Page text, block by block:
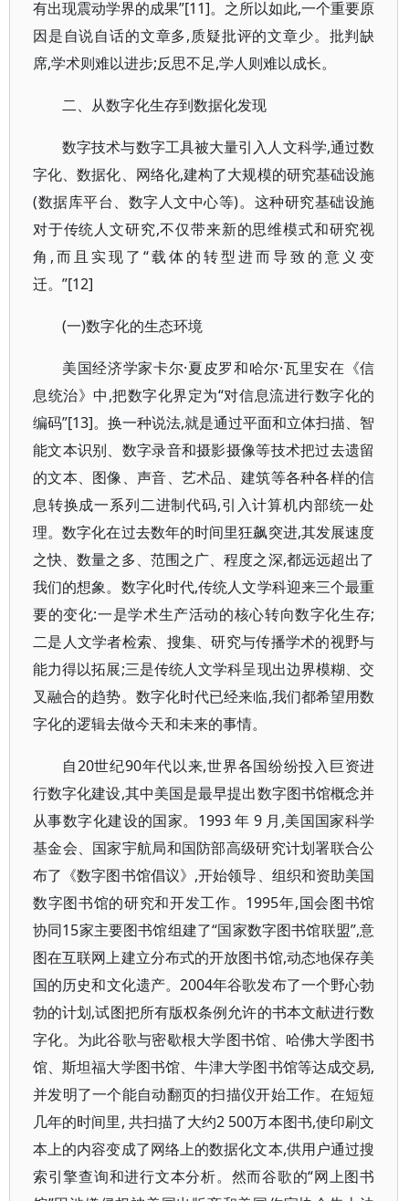
有出现震动学界的成果”[11]。之所以如此,一个重要原
因是自说自话的文章多,质疑批评的文章少。批判缺
席,学术则难以进步;反思不足,学人则难以成长。
二、从数字化生存到数据化发现
数字技术与数字工具被大量引入人文科学,通过数
字化、数据化、网络化,建构了大规模的研究基础设施
(数据库平台、数字人文中心等)。这种研究基础设施
对于传统人文研究,不仅带来新的思维模式和研究视
角,而且实现了“载体的转型进而导致的意义变
迁。”[12]
(一)数字化的生态环境
美国经济学家卡尔·夏皮罗和哈尔·瓦里安在《信
息统治》中,把数字化界定为“对信息流进行数字化的
编码”[13]。换一种说法,就是通过平面和立体扫描、智
能文本识别、数字录音和摄影摄像等技术把过去遗留
的文本、图像、声音、艺术品、建筑等各种各样的信
息转换成一系列二进制代码,引入计算机内部统一处
理。数字化在过去数年的时间里狂飙突进,其发展速度
之快、数量之多、范围之广、程度之深,都远远超出了
我们的想象。数字化时代,传统人文学科迎来三个最重
要的变化:一是学术生产活动的核心转向数字化生存;
二是人文学者检索、搜集、研究与传播学术的视野与
能力得以拓展;三是传统人文学科呈现出边界模糊、交
叉融合的趋势。数字化时代已经来临,我们都希望用数
字化的逻辑去做今天和未来的事情。
自20世纪90年代以来,世界各国纷纷投入巨资进
行数字化建设,其中美国是最早提出数字图书馆概念并
从事数字化建设的国家。1993 年 9 月,美国国家科学
基金会、国家宇航局和国防部高级研究计划署联合公
布了《数字图书馆倡议》,开始领导、组织和资助美国
数字图书馆的研究和开发工作。1995年,国会图书馆
协同15家主要图书馆组建了“国家数字图书馆联盟”,意
图在互联网上建立分布式的开放图书馆,动态地保存美
国的历史和文化遗产。2004年谷歌发布了一个野心勃
勃的计划,试图把所有版权条例允许的书本文献进行数
字化。为此谷歌与密歇根大学图书馆、哈佛大学图书
馆、斯坦福大学图书馆、牛津大学图书馆等达成交易,
并发明了一个能自动翻页的扫描仪开始工作。在短短
几年的时间里, 共扫描了大约2 500万本图书,使印刷文
本上的内容变成了网络上的数据化文本,供用户通过搜
索引擎查询和进行文本分析。然而谷歌的“网上图书